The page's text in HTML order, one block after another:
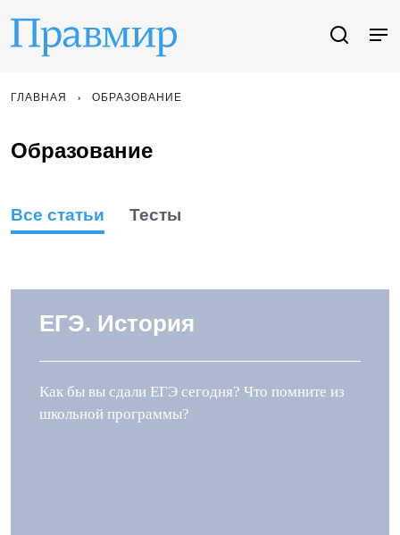
ГЛАВНАЯ ОБРАЗОВАНИЕ
Образование
Все статьи Тесты
ЕГЭ. История
Как бы вы сдали ЕГЭ сегодня? Что помните из
школьной программы?